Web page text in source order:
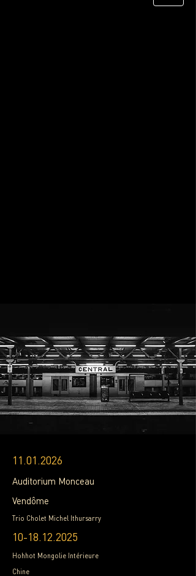
11.01.2026
Auditorium Monceau
Vendôme
Trio Cholet Michel Ithursarry
10-18.12.2025
Hohhot Mongolie Intérieure
Chine